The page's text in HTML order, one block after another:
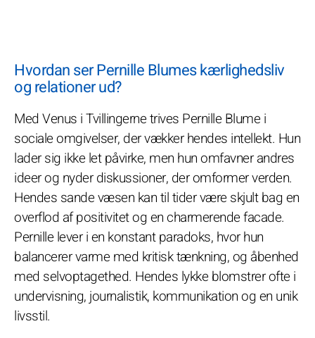
Hvordan ser Pernille Blumes kærlighedsliv
og relationer ud?
Med Venus i Tvillingerne trives Pernille Blume i
sociale omgivelser, der vækker hendes intellekt. Hun
lader sig ikke let påvirke, men hun omfavner andres
ideer og nyder diskussioner, der omformer verden.
Hendes sande væsen kan til tider være skjult bag en
overflod af positivitet og en charmerende facade.
Pernille lever i en konstant paradoks, hvor hun
balancerer varme med kritisk tænkning, og åbenhed
med selvoptagethed. Hendes lykke blomstrer ofte i
undervisning, journalistik, kommunikation og en unik
livsstil.